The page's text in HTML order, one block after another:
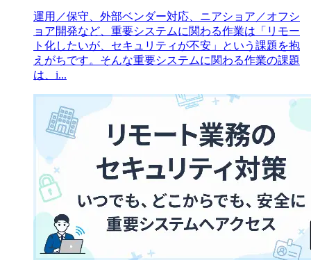
運用／保守、外部ベンダー対応、ニアショア／オフシ
ョア開発など、重要システムに関わる作業は「リモー
ト化したいが、セキュリティが不安」という課題を抱
えがちです。そんな重要システムに関わる作業の課題
は、i...